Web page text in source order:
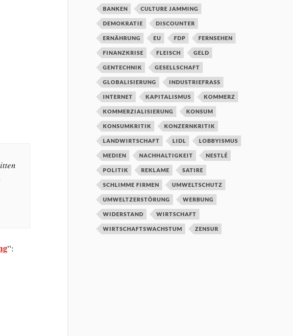
“:
BANKEN CULTURE JAMMING
DEMOKRATIE DISCOUNTER
ERNÄHRUNG EU FDP FERNSEHEN
FINANZKRISE FLEISCH GELD
GENTECHNIK GESELLSCHAFT
GLOBALISIERUNG INDUSTRIEFRASS
INTERNET KAPITALISMUS KOMMERZ
KOMMERZIALISIERUNG KONSUM
KONSUMKRITIK KONZERNKRITIK
LANDWIRTSCHAFT LIDL LOBBYISMUS
MEDIEN NACHHALTIGKEIT NESTLÉ
POLITIK REKLAME SATIRE
SCHLIMME FIRMEN UMWELTSCHUTZ
UMWELTZERSTÖRUNG WERBUNG
WIDERSTAND WIRTSCHAFT
WIRTSCHAFTSWACHSTUM ZENSUR